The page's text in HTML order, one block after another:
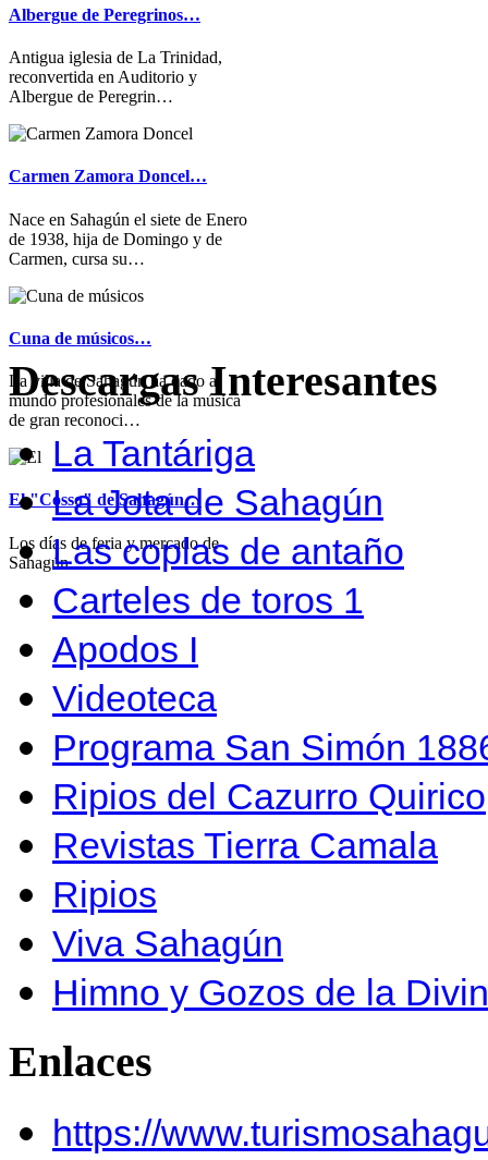
Albergue de Peregrinos…
Antigua iglesia de La Trinidad,
reconvertida en Auditorio y
Albergue de Peregrin…
Carmen Zamora Doncel…
Nace en Sahagún el siete de Enero
de 1938, hija de Domingo y de
Carmen, cursa su…
Cuna de músicos…
La villa de Sahagún ha dado al
mundo profesionales de la música
de gran reconoci…
El "Cosso" de Sahagún…
Los días de feria y mercado de
Sahagún…
Descargas Interesantes
La Tantáriga
La Jota de Sahagún
Las coplas de antaño
Carteles de toros 1
Apodos I
Videoteca
Programa San Simón
Ripios del Cazurro Quirico
Revistas Tierra Camala
Ripios
Viva Sahagún
Himno y Gozos de la
Enlaces
https://